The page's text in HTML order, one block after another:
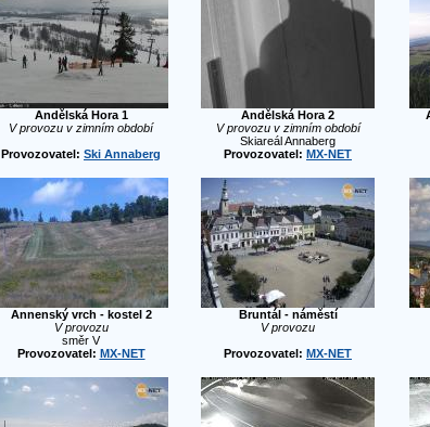
Andělská Hora 1
V provozu v zimním období
Provozovatel: Ski Annaberg
Andělská Hora 2
V provozu v zimním období
Skiareál Annaberg
Provozovatel: MX-NET
Annenský vrch - kostel 2
V provozu
směr V
Provozovatel: MX-NET
Bruntál - náměstí
V provozu
Provozovatel: MX-NET